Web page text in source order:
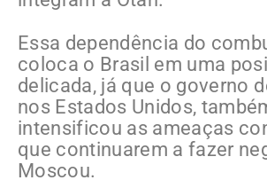
Essa dependência do
coloca o Brasil em uma
delicada, já que o governo
nos Estados Unidos,
intensificou as ameaças
que continuarem a fazer
Moscou.